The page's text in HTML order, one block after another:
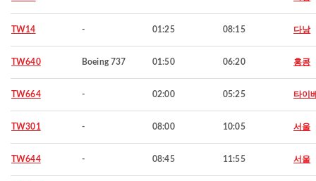
TW14 - 01:25 08:15 다낭
TW640 Boeing 737 01:50 06:20 홍콩
TW664 - 02:00 05:25 타이
TW301 - 08:00 10:05 서울
TW644 - 08:45 11:55 서울